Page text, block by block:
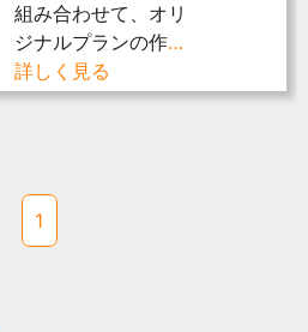
組み合わせて、オリ
ジナルプランの作…
詳しく見る
1